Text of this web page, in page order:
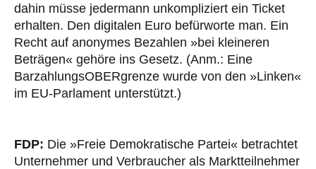
dahin müsse jedermann unkompliziert ein Ticket
erhalten. Den digitalen Euro befürworte man. Ein
Recht auf anonymes Bezahlen »bei kleineren
Beträgen« gehöre ins Gesetz. (Anm.: Eine
BarzahlungsOBERgrenze wurde von den »Linken«
im EU-Parlament unterstützt.)
FDP: Die »Freie Demokratische Partei« betrachtet
Unternehmer und Verbraucher als Marktteilnehmer